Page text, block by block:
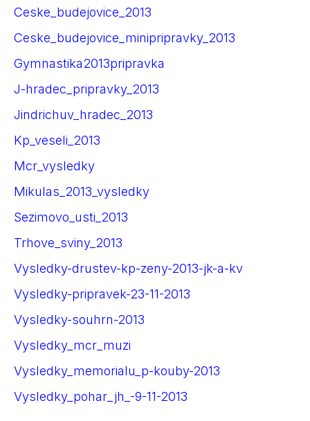
Ceske_budejovice_2013
Ceske_budejovice_minipripravky_2013
Gymnastika2013pripravka
J-hradec_pripravky_2013
Jindrichuv_hradec_2013
Kp_veseli_2013
Mcr_vysledky
Mikulas_2013_vysledky
Sezimovo_usti_2013
Trhove_sviny_2013
Vysledky-drustev-kp-zeny-2013-jk-a-kv
Vysledky-pripravek-23-11-2013
Vysledky-souhrn-2013
Vysledky_mcr_muzi
Vysledky_memorialu_p-kouby-2013
Vysledky_pohar_jh_-9-11-2013